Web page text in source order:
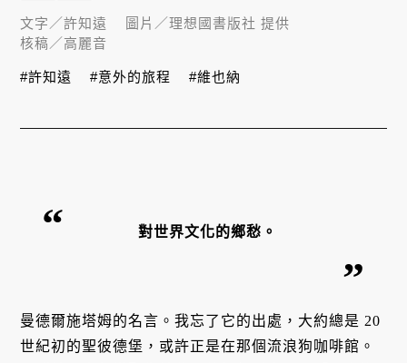
對世界文化的鄉愁。
曼德爾施塔姆的名言。我忘了它的出處，大約總是 20
世紀初的聖彼德堡，或許正是在那個流浪狗咖啡館。
文字／許知遠 圖片／理想國書版社 提供
核稿／高麗音
#許知遠 #意外的旅程 #維也納